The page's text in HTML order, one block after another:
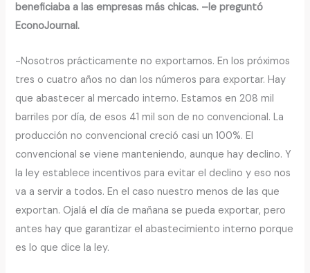
beneficiaba a las empresas más chicas. –le preguntó
EconoJournal.
-Nosotros prácticamente no exportamos. En los próximos
tres o cuatro años no dan los números para exportar. Hay
que abastecer al mercado interno. Estamos en 208 mil
barriles por día, de esos 41 mil son de no convencional. La
producción no convencional creció casi un 100%. El
convencional se viene manteniendo, aunque hay declino. Y
la ley establece incentivos para evitar el declino y eso nos
va a servir a todos. En el caso nuestro menos de las que
exportan. Ojalá el día de mañana se pueda exportar, pero
antes hay que garantizar el abastecimiento interno porque
es lo que dice la ley.